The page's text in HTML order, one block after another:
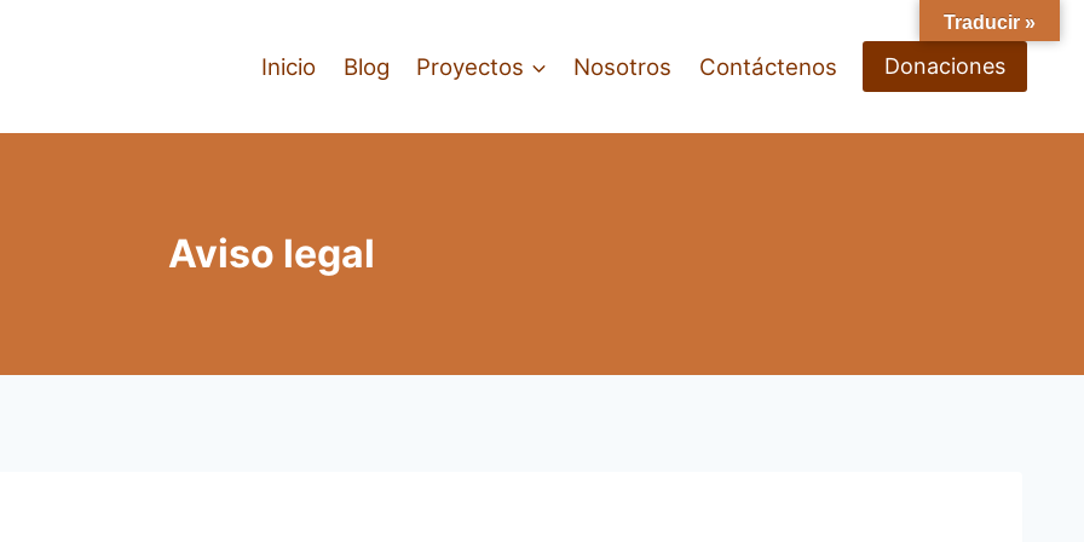
Inicio Blog Proyectos Nosotros Contáctenos Donaciones
Aviso legal
Traducir »